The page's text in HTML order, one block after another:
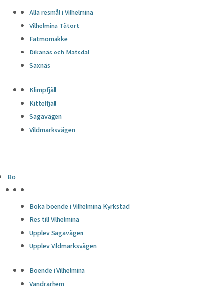
Alla resmål i Vilhelmina
Vilhelmina Tätort
Fatmomakke
Dikanäs och Matsdal
Saxnäs
Klimpfjäll
Kittelfjäll
Sagavägen
Vildmarksvägen
Bo
Boka boende i Vilhelmina Kyrkstad
Res till Vilhelmina
Upplev Sagavägen
Upplev Vildmarksvägen
Boende i Vilhelmina
Vandrarhem